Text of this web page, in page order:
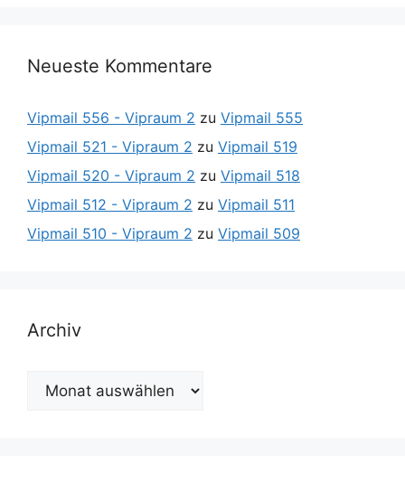
Neueste Kommentare
Vipmail 556 - Vipraum 2 zu Vipmail 555
Vipmail 521 - Vipraum 2 zu Vipmail 519
Vipmail 520 - Vipraum 2 zu Vipmail 518
Vipmail 512 - Vipraum 2 zu Vipmail 511
Vipmail 510 - Vipraum 2 zu Vipmail 509
Archiv
Archiv